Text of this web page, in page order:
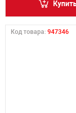
Код товара: 947346